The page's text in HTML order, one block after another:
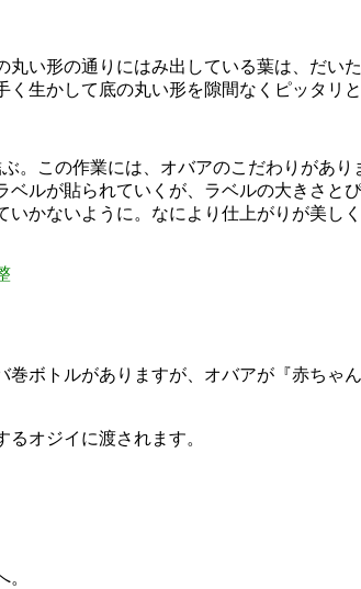
い形の通りにはみ出している葉は、だ
生かして底の丸い形を隙間なくピッタリ
。この作業には、オバアのこだわりがあり
ルが貼られていくが、ラベルの大きさと
かないように。なにより仕上がりが美しく
巻ボトルがありますが、オバアが『赤ち
オジイに渡されます。